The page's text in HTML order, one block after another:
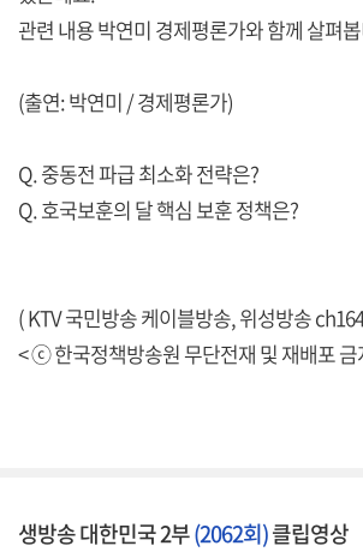
관련 내용 박연미 경제평론가와 함께 살펴
(출연: 박연미 / 경제평론가)
Q. 중동전 파급 최소화 전략은?
Q. 호국보훈의 달 핵심 보훈 정책은?
( KTV 국민방송 케이블방송, 위성방송
< ⓒ 한국정책방송원 무단전재 및 재배포 금
생방송 대한민국 2부(2062회)클립영상